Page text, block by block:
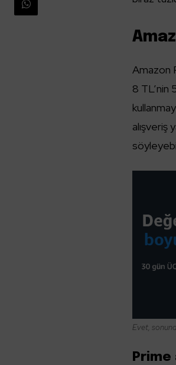
Amazon
8 TL’nin
alışveriş
Evet,
Prime